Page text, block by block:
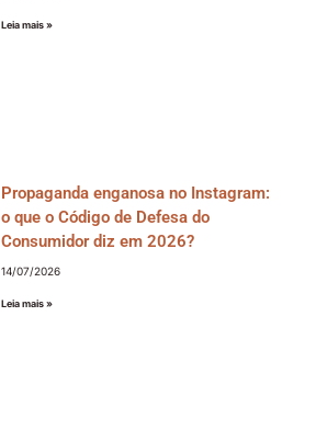
Leia mais »
Propaganda enganosa no Instagram:
o que o Código de Defesa do
Consumidor diz em 2026?
14/07/2026
Leia mais »